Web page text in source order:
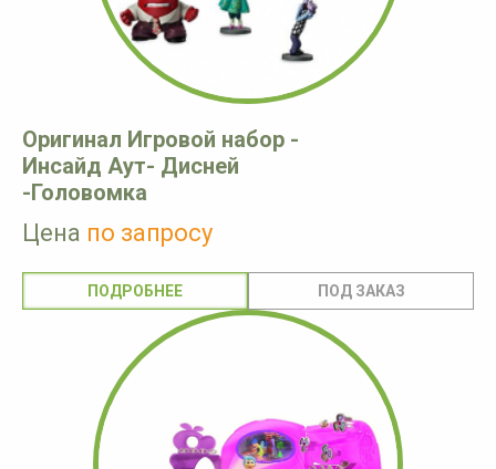
Оригинал Игровой набор -
Инсайд Аут- Дисней
-Головомка
Цена по запросу
ПОДРОБНЕЕ